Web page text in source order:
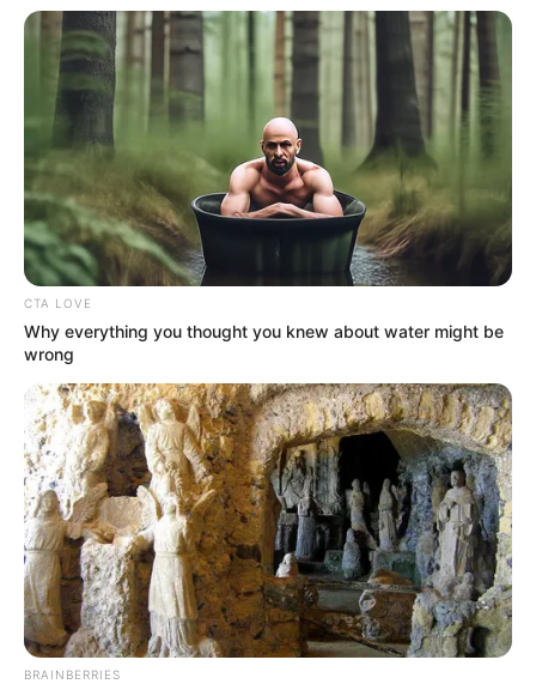
COLEGIOS
Muerte de Juan Esteban
Ochoa en colegio de
Bogotá: familia pide
avances en investigación
HOSPITALES
millonarios y servicios
red pública
ALERTA TOLIMA
Se repartirá millonaria
inversión en Tolima: se
acaba la odisea para
encontrar un médico
CTA LOVE
Why everything you thought you knew about water might be
wrong
BRAINBERRIES